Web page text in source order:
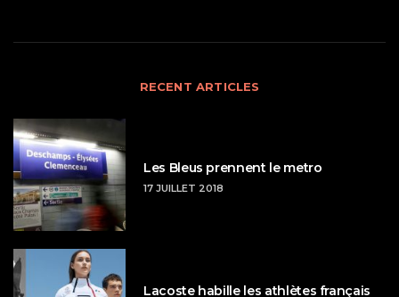
RECENT ARTICLES
Les Bleus prennent le metro
17 JUILLET 2018
Lacoste habille les athlètes français